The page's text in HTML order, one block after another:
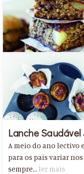
Lanche
A meio do ano lectivo
para os pais variar
sempre... ler mais